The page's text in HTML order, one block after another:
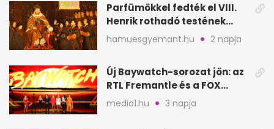
Parfümökkel fedték el VIII.
Henrik rothadó testének
szagát
hamuesgyemant.hu 2 napja
Új Baywatch-sorozat jön: az
RTL Fremantle és a FOX
készíti
media1.hu 3 napja